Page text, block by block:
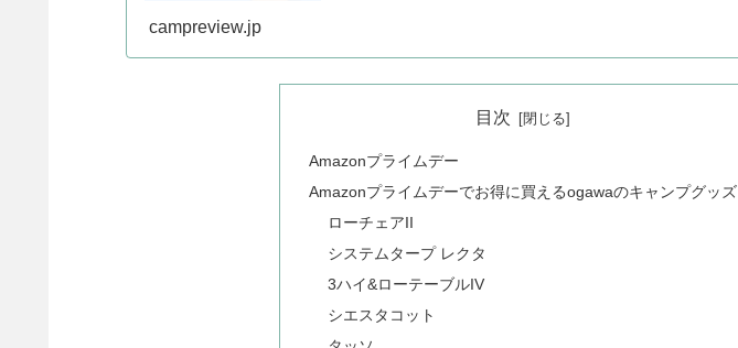
campreview.jp
目次
Amazonプライムデー
Amazonプライムデーでお得に買えるogawaのキャンプグッズ
ローチェアII
システムタープ レクタ
3ハイ&ローテーブルIV
シエスタコット